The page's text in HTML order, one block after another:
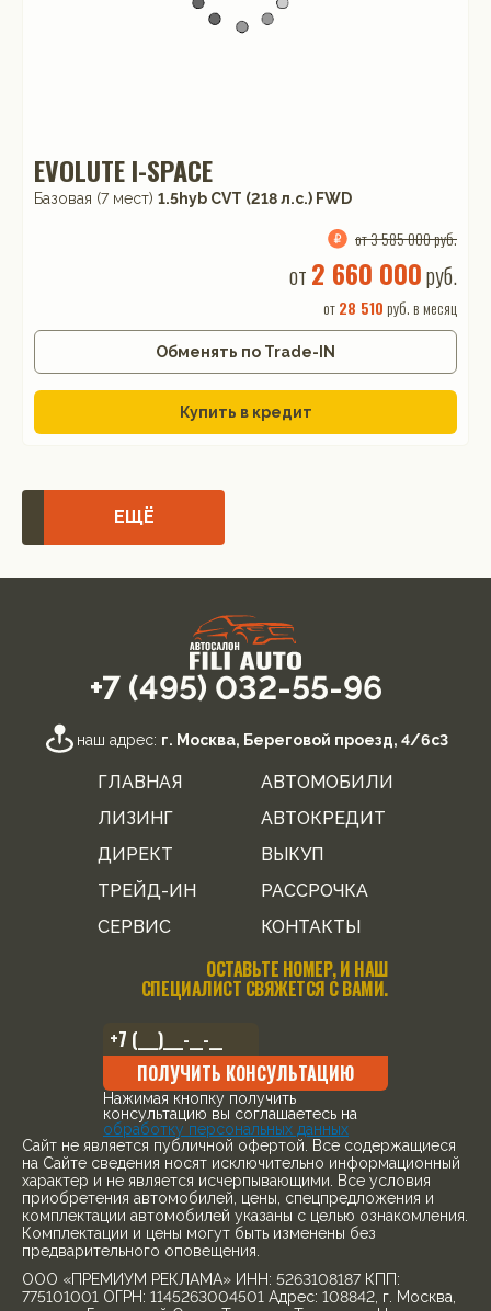
EVOLUTE I-SPACE
Базовая (7 мест) 1.5hyb CVT (218 л.с.) FWD
от 3 585 000 руб.
от 2 660 000руб.
от28 510 руб. в месяц
Обменять по Trade-IN
Купить в кредит
ЕЩЁ
+7 (495) 032-55-96
наш адрес: г. Москва, Береговой проезд, 4/6с3
ГЛАВНАЯ
АВТОМОБИЛИ
ЛИЗИНГ
АВТОКРЕДИТ
ДИРЕКТ
ВЫКУП
ТРЕЙД-ИН
РАССРОЧКА
СЕРВИС
КОНТАКТЫ
ОСТАВЬТЕ НОМЕР, И НАШ
СПЕЦИАЛИСТ СВЯЖЕТСЯ С ВАМИ.
ПОЛУЧИТЬ КОНСУЛЬТАЦИЮ
Нажимая кнопку получить
консультацию вы соглашаетесь на
обработку персональных данных
Cайт не является публичной офертой. Все содержащиеся
на Сайте сведения носят исключительно информационный
характер и не является исчерпывающими. Все условия
приобретения автомобилей, цены, спецпредложения и
комплектации автомобилей указаны с целью ознакомления.
Комплектации и цены могут быть изменены без
предварительного оповещения.
ООО «ПРЕМИУМ РЕКЛАМА» ИНН: 5263108187 КПП:
775101001 ОГРН: 1145263004501 Адрес: 108842, г. Москва,